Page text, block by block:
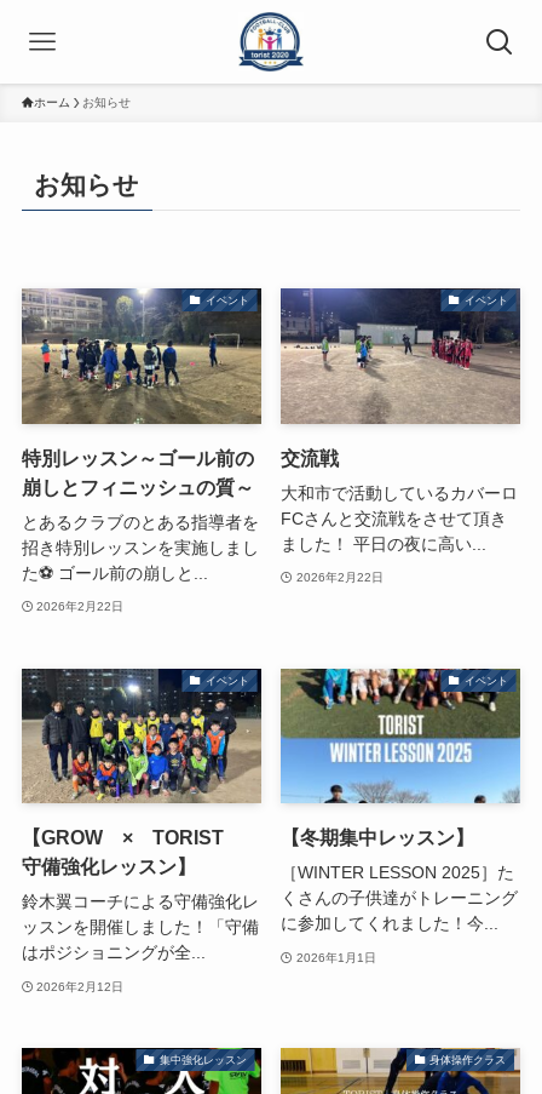
ホーム お知らせ
お知らせ
イベント
特別レッスン～ゴール前の
崩しとフィニッシュの質～
とあるクラブのとある指導者を
招き特別レッスンを実施しまし
た⚽ ゴール前の崩しと...
2026年2月22日
イベント
交流戦
大和市で活動しているカバーロ
FCさんと交流戦をさせて頂き
ました！ 平日の夜に高い...
2026年2月22日
イベント
【GROW × TORIST
守備強化レッスン】
鈴木翼コーチによる守備強化レ
ッスンを開催しました！「守備
はポジショニングが全...
2026年2月12日
イベント
【冬期集中レッスン】
［WINTER LESSON 2025］た
くさんの子供達がトレーニング
に参加してくれました！今...
2026年1月1日
集中強化レッスン 身体操作クラス